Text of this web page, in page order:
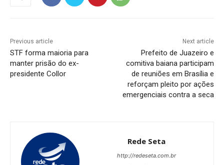
Previous article
STF forma maioria para
manter prisão do ex-
presidente Collor
Next article
Prefeito de Juazeiro e
comitiva baiana participam
de reuniões em Brasília e
reforçam pleito por ações
emergenciais contra a seca
Rede Seta
http://redeseta.com.br